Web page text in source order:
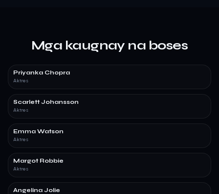
Mga kaugnay na boses
Priyanka Chopra
Aktres
Scarlett Johansson
Aktres
Emma Watson
Aktres
Margot Robbie
Aktres
Angelina Jolie